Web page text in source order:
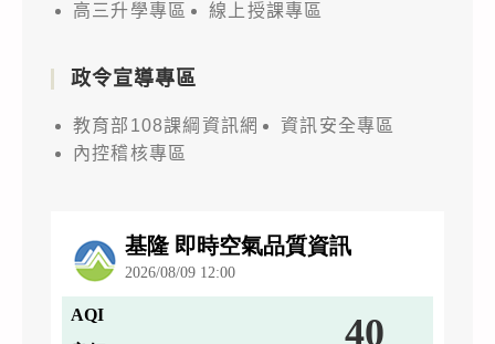
高三升學專區 線上授課專區
政令宣導專區
教育部108課綱資訊網
資訊安全專區
內控稽核專區